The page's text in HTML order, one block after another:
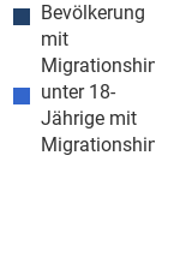
Bevölkerung
mit
unter 18-
Jährige mit